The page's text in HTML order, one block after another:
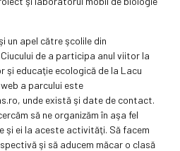
un apel către şcolile din
de a participa anul viitor la
şi educaţie ecologică de la Lacu
a parcului este
unde există şi date de contact.
să ne organizăm în aşa fel
şi ei la aceste activităţi. Să facem
şi să aducem măcar o clasă